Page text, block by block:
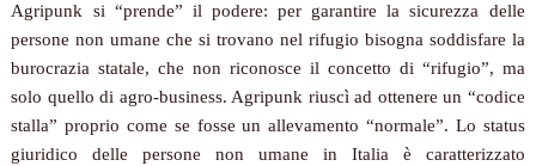
Agripunk si “prende” il podere: per garantire la sicurezza delle
persone non umane che si trovano nel rifugio bisogna soddisfare la
burocrazia statale, che non riconosce il concetto di “rifugio”, ma
solo quello di agro-business. Agripunk riuscì ad ottenere un “codice
stalla” proprio come se fosse un allevamento “normale”. Lo status
giuridico delle persone non umane in Italia è caratterizzato